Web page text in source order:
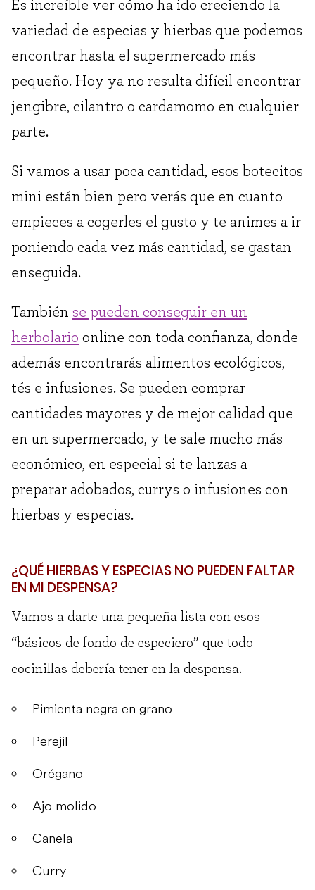
Es increíble ver cómo ha ido creciendo la
variedad de especias y hierbas que podemos
encontrar hasta el supermercado más
pequeño. Hoy ya no resulta difícil encontrar
jengibre, cilantro o cardamomo en cualquier
parte.
Si vamos a usar poca cantidad, esos botecitos
mini están bien pero verás que en cuanto
empieces a cogerles el gusto y te animes a ir
poniendo cada vez más cantidad, se gastan
enseguida.
También se pueden conseguir en un
herbolario online con toda confianza, donde
además encontrarás alimentos ecológicos,
tés e infusiones. Se pueden comprar
cantidades mayores y de mejor calidad que
en un supermercado, y te sale mucho más
económico, en especial si te lanzas a
preparar adobados, currys o infusiones con
hierbas y especias.
¿QUÉ HIERBAS Y ESPECIAS NO PUEDEN FALTAR
EN MI DESPENSA?
Vamos a darte una pequeña lista con esos
“básicos de fondo de especiero” que todo
cocinillas debería tener en la despensa.
Pimienta negra en grano
Perejil
Orégano
Ajo molido
Canela
Curry